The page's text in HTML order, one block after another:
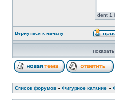
dent
Вернуться к началу
Список форумов » Фигурное катание »